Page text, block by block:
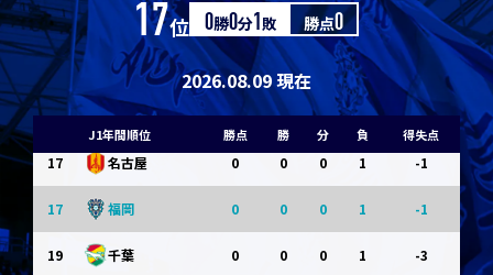
17位 0勝0分1敗 勝点0
2026.08.09 現在
J1年間順位 勝点 勝 分 負 得失点
14 水戸 0 0 1 -1
14 京都 0 0 1 -1
14 岡山 0 0 0 1 -1
17 名古屋 0 0 0 1 -1
17 福岡 0 0 0 1 -1
19 千葉 0 0 0 1 -3